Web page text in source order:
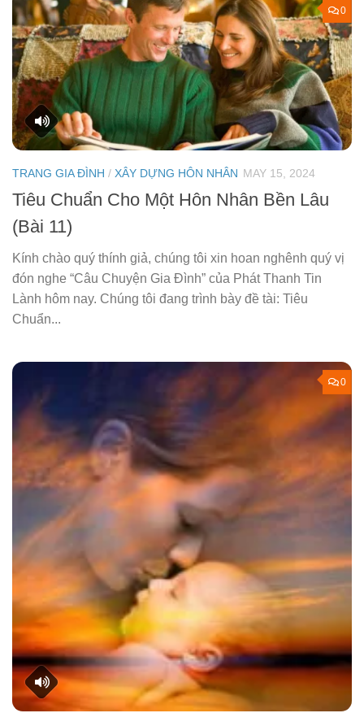
0
TRANG GIA ĐÌNH / XÂY DỰNG HÔN NHÂN MAY 15, 2024
Tiêu Chuẩn Cho Một Hôn Nhân Bền Lâu
(Bài 11)
Kính chào quý thính giả, chúng tôi xin hoan nghênh quý vị
đón nghe “Câu Chuyện Gia Đình” của Phát Thanh Tin
Lành hôm nay. Chúng tôi đang trình bày đề tài: Tiêu
Chuẩn...
0